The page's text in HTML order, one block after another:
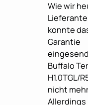
Wie wir
konnte
Garantie
Buffalo
H1.0TGL/
nicht